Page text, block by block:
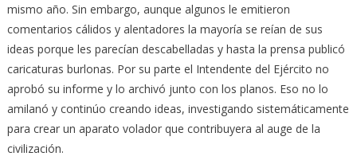
mismo año. Sin embargo, aunque algunos le emitieron
comentarios cálidos y alentadores la mayoría se reían de sus
ideas porque les parecían descabelladas y hasta la prensa publicó
caricaturas burlonas. Por su parte el Intendente del Ejército no
aprobó su informe y lo archivó junto con los planos. Eso no lo
amilanó y continúo creando ideas, investigando sistemáticamente
para crear un aparato volador que contribuyera al auge de la
civilización.